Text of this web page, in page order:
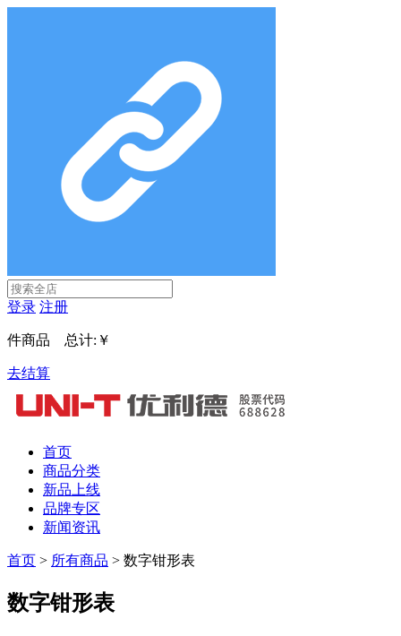
登录 注册
件商品 总计: ￥
去结算
首页
商品分类
新品上线
品牌专区
新闻资讯
首页 > 所有商品 > 数字钳形表
数字钳形表